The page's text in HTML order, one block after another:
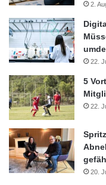
2.
22.
5
22.
20.